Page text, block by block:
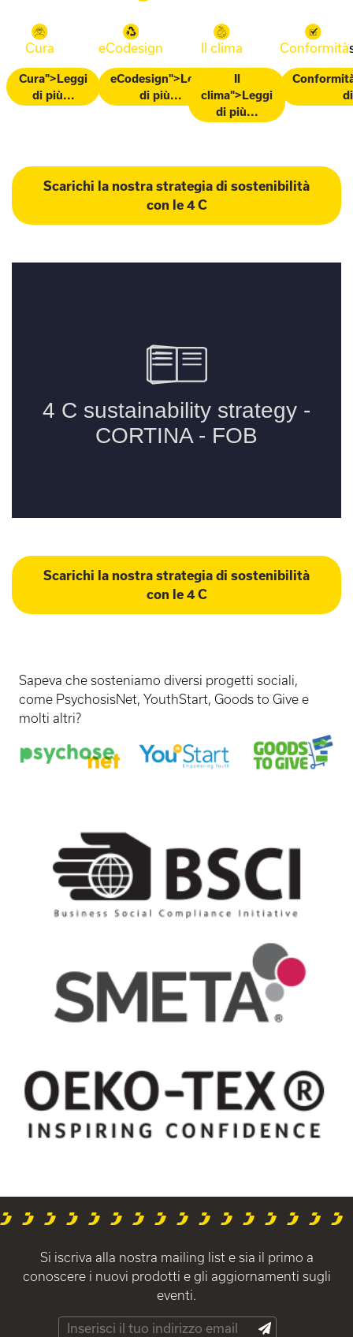
Cura
Cura">Leggi
di più...
eCodesign
eCodesign">Leggi
di più...
Il clima
Il
clima">Leggi
di più...
Conformità
Scarichi la nostra strategia di sostenibilità
con le 4 C
Scarichi la nostra strategia di sostenibilità
con le 4 C
Sapeva che sosteniamo diversi progetti sociali,
come PsychosisNet, YouthStart, Goods to Give e
molti altri?
Si iscriva alla nostra mailing list e sia il primo a
conoscere i nuovi prodotti e gli aggiornamenti sugli
eventi.